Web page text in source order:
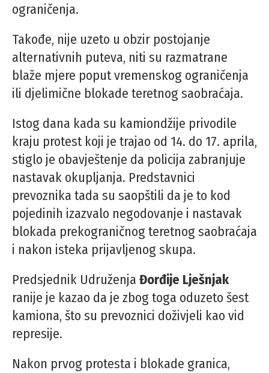
ograničenja.
Takođe, nije uzeto u obzir postojanje
alternativnih puteva, niti su razmatrane
blaže mjere poput vremenskog ograničenja
ili djelimične blokade teretnog saobraćaja.
Istog dana kada su kamiondžije privodile
kraju protest koji je trajao od 14. do 17. aprila,
stiglo je obavještenje da policija zabranjuje
nastavak okupljanja. Predstavnici
prevoznika tada su saopštili da je to kod
pojedinih izazvalo negodovanje i nastavak
blokada prekograničnog teretnog saobraćaja
i nakon isteka prijavljenog skupa.
Predsjednik Udruženja Đorđije Lješnjak
ranije je kazao da je zbog toga oduzeto šest
kamiona, što su prevoznici doživjeli kao vid
represije.
Nakon prvog protesta i blokade granica,